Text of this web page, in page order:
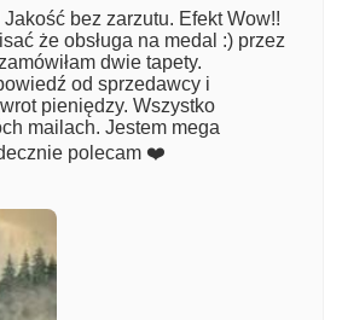
bez zarzutu. Efekt Wow!!
że obsługa na medal :) przez
dwie tapety.
od sprzedawcy i
pieniędzy. Wszystko
mailach. Jestem mega
polecam ❤️